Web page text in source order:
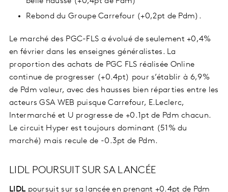
Rebond du Groupe Carrefour (+0,2pt de Pdm).
Le marché des PGC-FLS a évolué de seulement +0,4%
en février dans les enseignes généralistes. La
proportion des achats de PGC FLS réalisée Online
continue de progresser (+0.4pt) pour s’établir à 6,9%
de Pdm valeur, avec des hausses bien réparties entre les
acteurs GSA WEB puisque Carrefour, E.Leclerc,
Intermarché et U progresse de +0.1pt de Pdm chacun.
Le circuit Hyper est toujours dominant (51% du
marché) mais recule de -0.3pt de Pdm.
LIDL POURSUIT SUR SA LANCÉE
LIDL poursuit sur sa lancée en prenant +0.4pt de Pdm